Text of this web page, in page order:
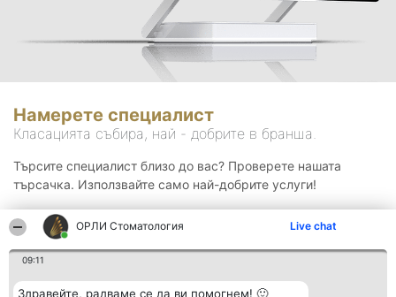
ОРЛИ Стоматология Live chat
09:11
Здравейте, радваме се да ви помогнем! 🙂
Намерете специалист
Класацията събира, най - добрите в бранша.
Търсите специалист близо до вас? Проверете нашата
търсачка. Използвайте само най-добрите услуги!